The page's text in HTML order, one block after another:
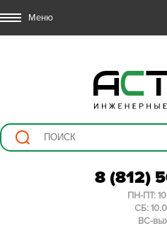
Меню
8 (812)
ПН-ПТ:
СБ:
ВС-